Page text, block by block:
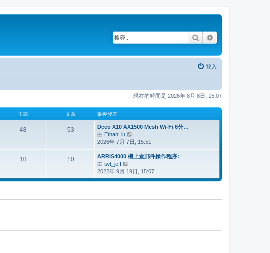
搜尋
登入
現在的時間是 2026年 8月 8日, 15:07
主題 文章 最後發表
48 53
Deco X10 AX1500 Mesh Wi-Fi 6分…
由 EthanLiu
視
最
後
表
2026年 7月 7日, 15:51
10 10
ARRIS4000 機上盒郵件操作程序:
由 twt_jeff
視
最
表
2022年 9月 19日, 15:07